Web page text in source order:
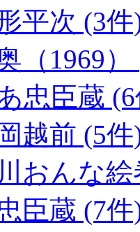
平次 (3件
（1969）
忠臣蔵
越前 (5件
おんな絵
臣蔵 (7件